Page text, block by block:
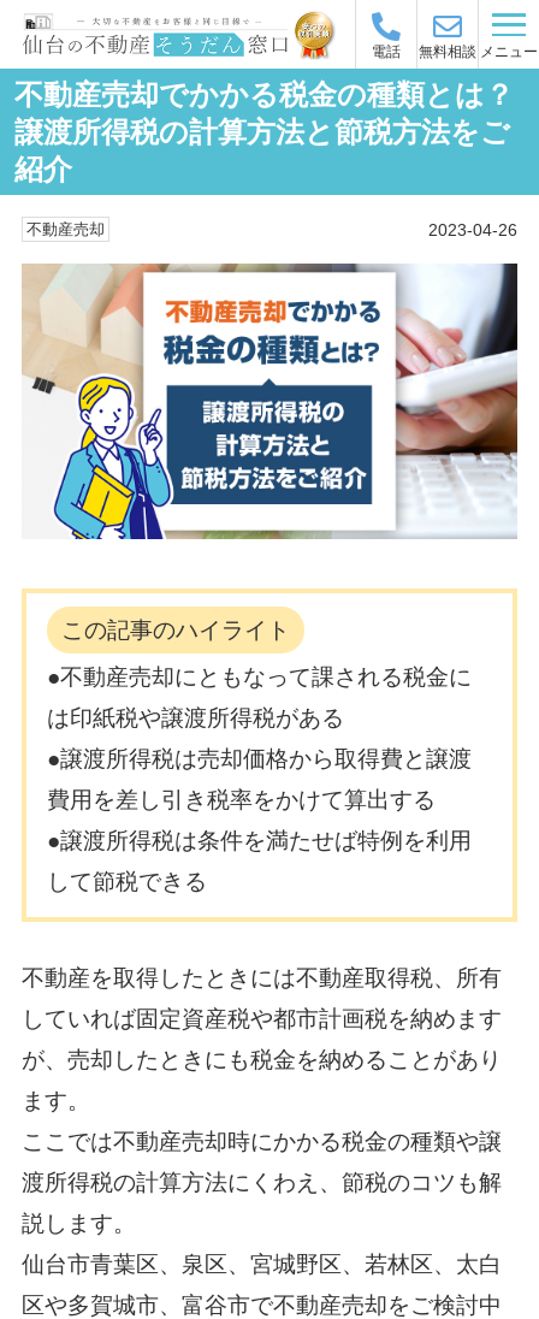
電話 無料相談 メニュー
不動産売却でかかる税金の種類とは？
譲渡所得税の計算方法と節税方法をご
紹介
不動産売却 2023-04-26
この記事のハイライト
●不動産売却にともなって課される税金に
は印紙税や譲渡所得税がある
●譲渡所得税は売却価格から取得費と譲渡
費用を差し引き税率をかけて算出する
●譲渡所得税は条件を満たせば特例を利用
して節税できる
不動産を取得したときには不動産取得税、所有
していれば固定資産税や都市計画税を納めます
が、売却したときにも税金を納めることがあり
ます。
ここでは不動産売却時にかかる税金の種類や譲
渡所得税の計算方法にくわえ、節税のコツも解
説します。
仙台市青葉区、泉区、宮城野区、若林区、太白
区や多賀城市、富谷市で不動産売却をご検討中